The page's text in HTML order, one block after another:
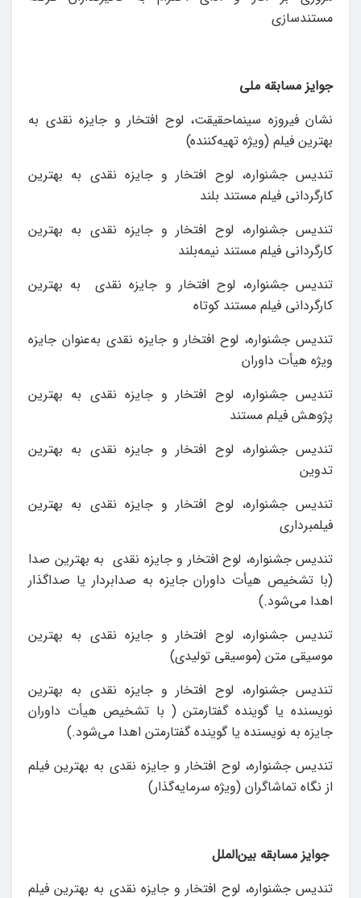
مستندسازی
جوايز مسابقه ملی
نشان فيروزه سینماحقیقت، لوح افتخار و جایزه نقدی به
بهترین فیلم (ویژه تهيه‌كننده)
تندیس جشنواره، لوح افتخار و جایزه نقدی به بهترین
کارگردانی فيلم مستند بلند
تندیس جشنواره، لوح افتخار و جایزه نقدی به‌ بهترين
کارگردانی فيلم مستند نیمه‌بلند
تندیس جشنواره، لوح افتخار و جایزه نقدی به‌ بهترين
کارگردانی فيلم مستند کوتاه
تندیس جشنواره، لوح افتخار و جایزه نقدی به‌‌عنوان جايزه
ویژه هيأت‌ داوران
تندیس جشنواره، لوح افتخار و جایزه نقدی به‌ بهترين
پژوهش فیلم مستند
تندیس جشنواره، لوح افتخار و جایزه نقدی به بهترين
تدوين
تندیس جشنواره، لوح افتخار و جایزه نقدی به بهترين
فیلمبرداری
تندیس جشنواره، لوح افتخار و جایزه نقدی به‌ بهترين صدا
(با تشخیص هیأت داوران جایزه به صدابردار یا صداگذار
اهدا می‌شود.)
تندیس جشنواره، لوح افتخار و جایزه نقدی به بهترين
موسیقی متن (موسیقی تولیدی)
تندیس جشنواره، لوح افتخار و جایزه نقدی به بهترين
نویسنده یا گوینده گفتارمتن ( با تشخیص هیأت داوران
جایزه به نویسنده یا گوینده گفتارمتن اهدا می‌شود.)
تندیس جشنواره، لوح افتخار و جایزه نقدی به ‌بهترين فیلم
از نگاه تماشاگران (ویژه سرمایه‌گذار)
جوایز مسابقه بین‌الملل
تندیس جشنواره، لوح افتخار و جایزه نقدی به‌ بهترين فیلم